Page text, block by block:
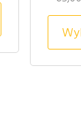
Ten produkt